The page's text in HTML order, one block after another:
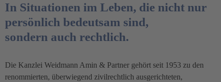
In Situationen im Leben, die nicht nur
persönlich bedeutsam sind,
sondern auch rechtlich.
Die Kanzlei Weidmann Amin & Partner gehört seit 1953 zu den
renommierten, überwiegend zivilrechtlich ausgerichteten,